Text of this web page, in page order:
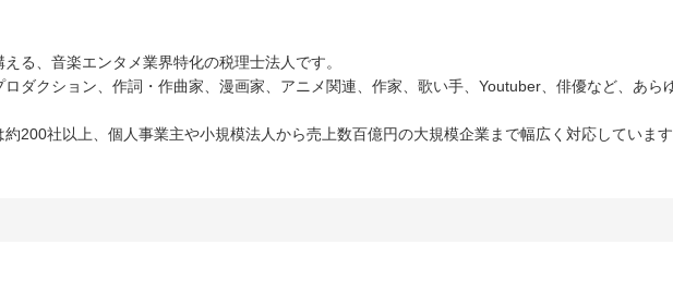
る、音楽エンタメ業界特化の税理士法人です。
ロダクション、作詞・作曲家、漫画家、アニメ関連、作家、歌い手、Youtuber、俳優など、あ
約200社以上、個人事業主や小規模法人から売上数百億円の大規模企業まで幅広く対応していま